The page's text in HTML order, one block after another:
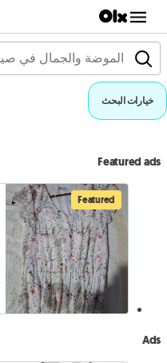
خيارات البحث
Featured ads
Featured
Ads